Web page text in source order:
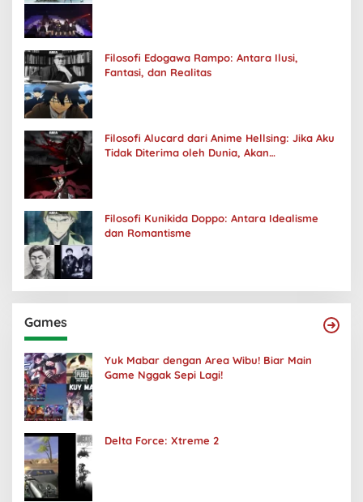
Filosofi Edogawa Rampo: Antara Ilusi,
Fantasi, dan Realitas
Filosofi Alucard dari Anime Hellsing: Jika Aku
Tidak Diterima oleh Dunia, Akan
Filosofi Kunikida Doppo: Antara Idealisme
dan Romantisme
Games
Yuk Mabar dengan Area Wibu! Biar Main
Game Nggak Sepi Lagi!
Delta Force: Xtreme 2